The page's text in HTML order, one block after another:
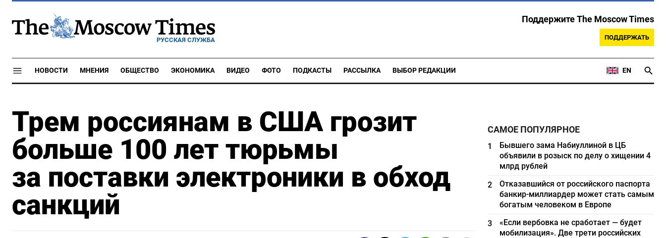
РУССКАЯ СЛУЖБА
Поддержите The Moscow Times
ПОДДЕРЖАТЬ
НОВОСТИ МНЕНИЯ ОБЩЕСТВО ЭКОНОМИКА ВИДЕО ФОТО ПОДКАСТЫ РАССЫЛКА ВЫБОР РЕДАКЦИИ EN
Трем россиянам в США грозит
больше 100 лет тюрьмы
за поставки электроники в обход
санкций
САМОЕ ПОПУЛЯРНОЕ
1
Бывшего зама Набиуллиной в ЦБ
объявили в розыск по делу о хищении 4
млрд рублей
2
Отказавшийся от российского паспорта
банкир-миллиардер может стать самым
богатым человеком в Европе
3
«Если вербовка не сработает — будет
мобилизация». Две трети российских